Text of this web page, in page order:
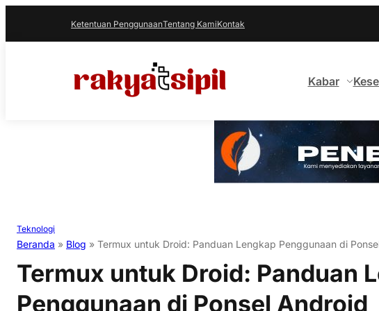
Ketentuan PenggunaanTentang KamiKontak
Kabar
Teknologi
Beranda » Blog » Termux untuk Droid: Panduan Lengkap Penggunaan di
Termux untuk Droid: Panduan
Penggunaan di Ponsel Android